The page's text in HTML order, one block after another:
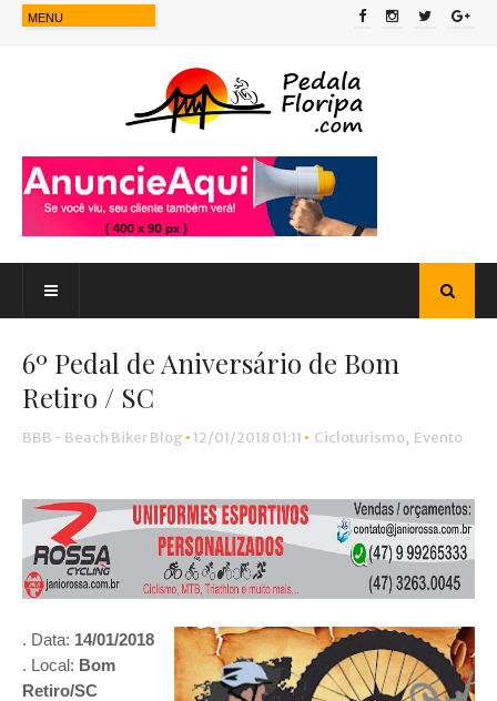
6º Pedal de Aniversário de Bom
Retiro / SC
BBB - Beach Biker Blog • 12/01/2018 01:11 • Cicloturismo, Evento
. Data: 14/01/2018
. Local: Bom
Retiro/SC